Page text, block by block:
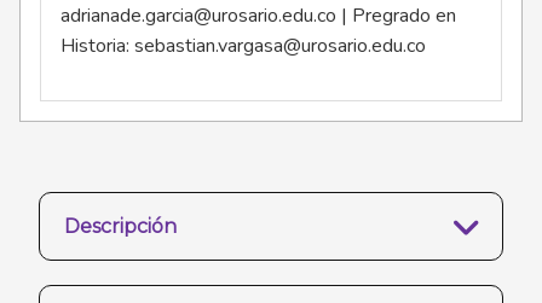
adrianade.garcia@urosario.edu.co | Pregrado en
Historia: sebastian.vargasa@urosario.edu.co
Descripción